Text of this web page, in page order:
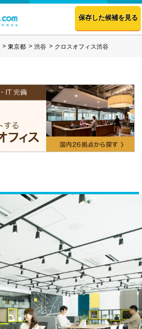
保存した候補を見る
東京都 渋谷 クロスオフィス渋谷